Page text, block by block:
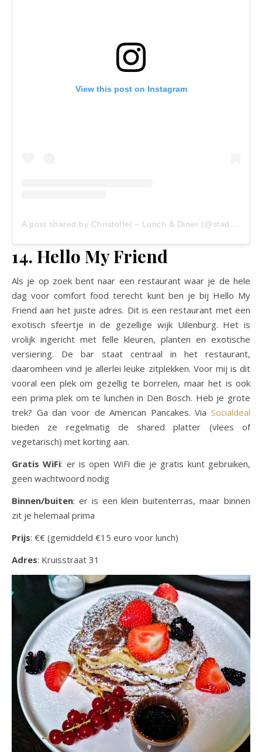
View this post on Instagram
14. Hello My Friend
Als je op zoek bent naar een restaurant waar je de hele
dag voor comfort food terecht kunt ben je bij Hello My
Friend aan het juiste adres. Dit is een restaurant met een
exotisch sfeertje in de gezellige wijk Uilenburg. Het is
vrolijk ingericht met felle kleuren, planten en exotische
versiering. De bar staat centraal in het restaurant,
daaromheen vind je allerlei leuke zitplekken. Voor mij is dit
vooral een plek om gezellig te borrelen, maar het is ook
een prima plek om te lunchen in Den Bosch. Heb je grote
trek? Ga dan voor de American Pancakes. Via Socialdeal
bieden ze regelmatig de shared platter (vlees of
vegetarisch) met korting aan.
Gratis WiFi: er is open WiFi die je gratis kunt gebruiken,
geen wachtwoord nodig
Binnen/buiten: er is een klein buitenterras, maar binnen
zit je helemaal prima
Prijs: €€ (gemiddeld €15 euro voor lunch)
Adres: Kruisstraat 31